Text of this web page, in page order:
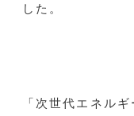
した。
「次世代エネル